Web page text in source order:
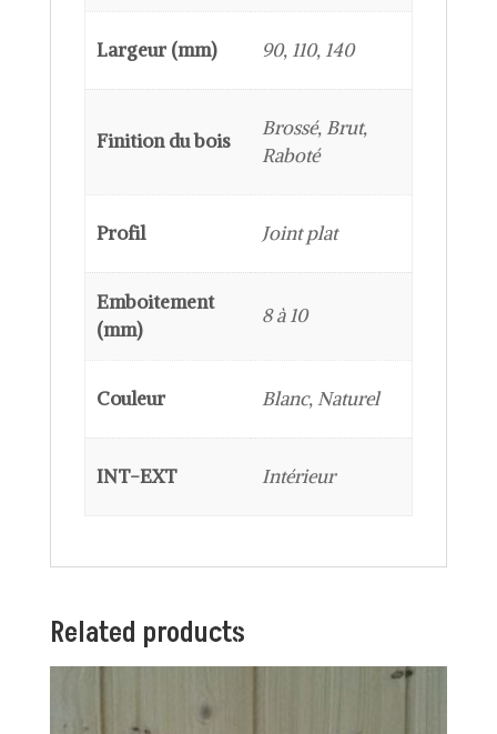
Largeur (mm) 90, 110, 140
Finition du bois
Brossé, Brut,
Raboté
Profil Joint plat
Emboitement
(mm)
8 à 10
Couleur Blanc, Naturel
INT-EXT Intérieur
Related products